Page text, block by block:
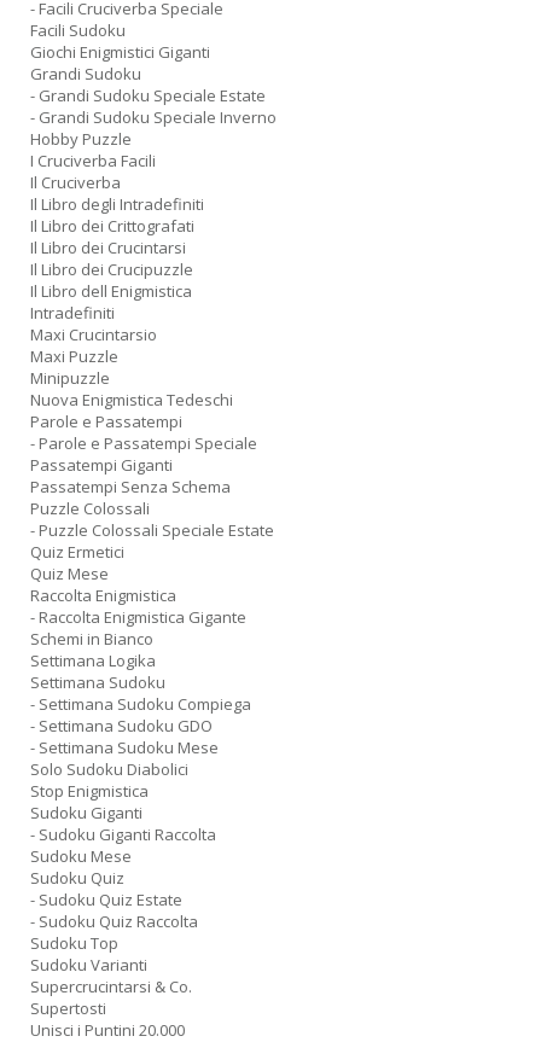
- Facili Cruciverba Speciale
Facili Sudoku
Giochi Enigmistici Giganti
Grandi Sudoku
- Grandi Sudoku Speciale Estate
- Grandi Sudoku Speciale Inverno
Hobby Puzzle
I Cruciverba Facili
Il Cruciverba
Il Libro degli Intradefiniti
Il Libro dei Crittografati
Il Libro dei Crucintarsi
Il Libro dei Crucipuzzle
Il Libro dell Enigmistica
Intradefiniti
Maxi Crucintarsio
Maxi Puzzle
Minipuzzle
Nuova Enigmistica Tedeschi
Parole e Passatempi
- Parole e Passatempi Speciale
Passatempi Giganti
Passatempi Senza Schema
Puzzle Colossali
- Puzzle Colossali Speciale Estate
Quiz Ermetici
Quiz Mese
Raccolta Enigmistica
- Raccolta Enigmistica Gigante
Schemi in Bianco
Settimana Logika
Settimana Sudoku
- Settimana Sudoku Compiega
- Settimana Sudoku GDO
- Settimana Sudoku Mese
Solo Sudoku Diabolici
Stop Enigmistica
Sudoku Giganti
- Sudoku Giganti Raccolta
Sudoku Mese
Sudoku Quiz
- Sudoku Quiz Estate
- Sudoku Quiz Raccolta
Sudoku Top
Sudoku Varianti
Supercrucintarsi & Co.
Supertosti
Unisci i Puntini 20.000